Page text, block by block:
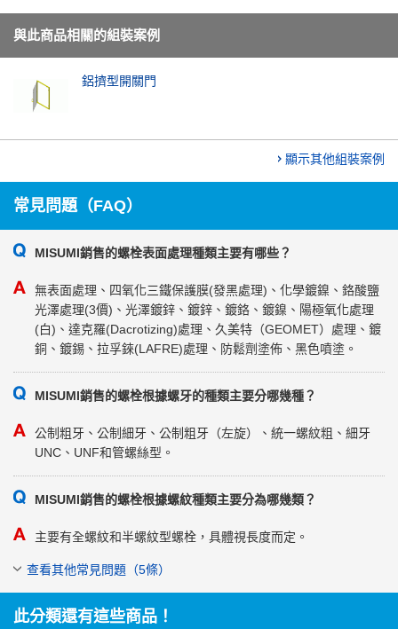
與此商品相關的組裝案例
鋁擠型開關門
顯示其他組裝案例
常見問題（FAQ）
MISUMI銷售的螺栓表面處理種類主要有哪些？
無表面處理、四氧化三鐵保護膜(發黑處理)、化學鍍鎳、鉻酸鹽
光澤處理(3價)、光澤鍍鋅、鍍鋅、鍍鉻、鍍鎳、陽極氧化處理
(白)、達克羅(Dacrotizing)處理、久美特（GEOMET）處理、鍍
銅、鍍錫、拉孚錸(LAFRE)處理、防鬆劑塗佈、黑色噴塗。
MISUMI銷售的螺栓根據螺牙的種類主要分哪幾種？
公制粗牙、公制細牙、公制粗牙（左旋）、統一螺紋粗、細牙
UNC、UNF和管螺絲型。
MISUMI銷售的螺栓根據螺紋種類主要分為哪幾類？
主要有全螺紋和半螺紋型螺栓，具體視長度而定。
查看其他常見問題（5條）
此分類還有這些商品！